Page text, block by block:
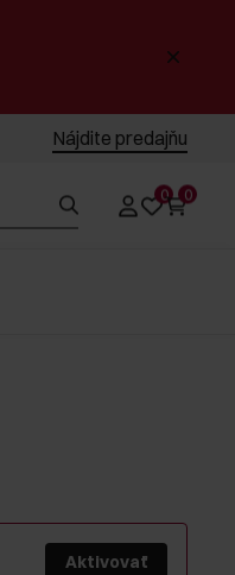
Nájdite predajňu
0 0
Aktivovať